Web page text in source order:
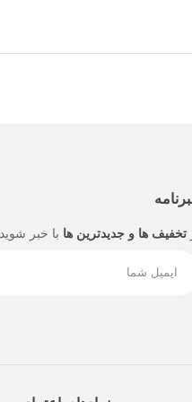
تخفیف ها و جدیدترین ها با خبر شوید.